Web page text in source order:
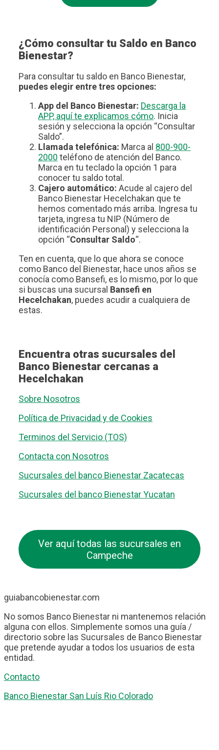
¿Cómo consultar tu Saldo en Banco
Bienestar?
Para consultar tu saldo en Banco Bienestar,
puedes elegir entre tres opciones:
App del Banco Bienestar: Descarga la
APP, aquí te explicamos cómo. Inicia
sesión y selecciona la opción “Consultar
Saldo”.
Llamada telefónica: Marca al 800-900-
2000 teléfono de atención del Banco.
Marca en tu teclado la opción 1 para
conocer tu saldo total.
Cajero automático: Acude al cajero del
Banco Bienestar Hecelchakan que te
hemos comentado más arriba. Ingresa tu
tarjeta, ingresa tu NIP (Número de
identificación Personal) y selecciona la
opción “Consultar Saldo“.
Ten en cuenta, que lo que ahora se conoce
como Banco del Bienestar, hace unos años se
conocía como Bansefi, es lo mismo, por lo que
si buscas una sucursal Bansefi en
Hecelchakan, puedes acudir a cualquiera de
estas.
Encuentra otras sucursales del
Banco Bienestar cercanas a
Hecelchakan
Sobre Nosotros
Política de Privacidad y de Cookies
Terminos del Servicio (TOS)
Contacta con Nosotros
Sucursales del banco Bienestar Zacatecas
Sucursales del banco Bienestar Yucatan
Ver aquí todas las sucursales en
Campeche
guiabancobienestar.com
No somos Banco Bienestar ni mantenemos relación
alguna con ellos. Simplemente somos una guía /
directorio sobre las Sucursales de Banco Bienestar
que pretende ayudar a todos los usuarios de esta
entidad.
Contacto
Banco Bienestar San Luís Rio Colorado